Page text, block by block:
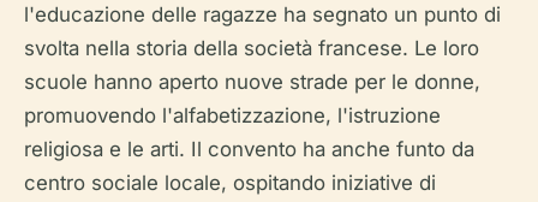
l'educazione delle ragazze ha segnato un punto di
svolta nella storia della società francese. Le loro
scuole hanno aperto nuove strade per le donne,
promuovendo l'alfabetizzazione, l'istruzione
religiosa e le arti. Il convento ha anche funto da
centro sociale locale, ospitando iniziative di